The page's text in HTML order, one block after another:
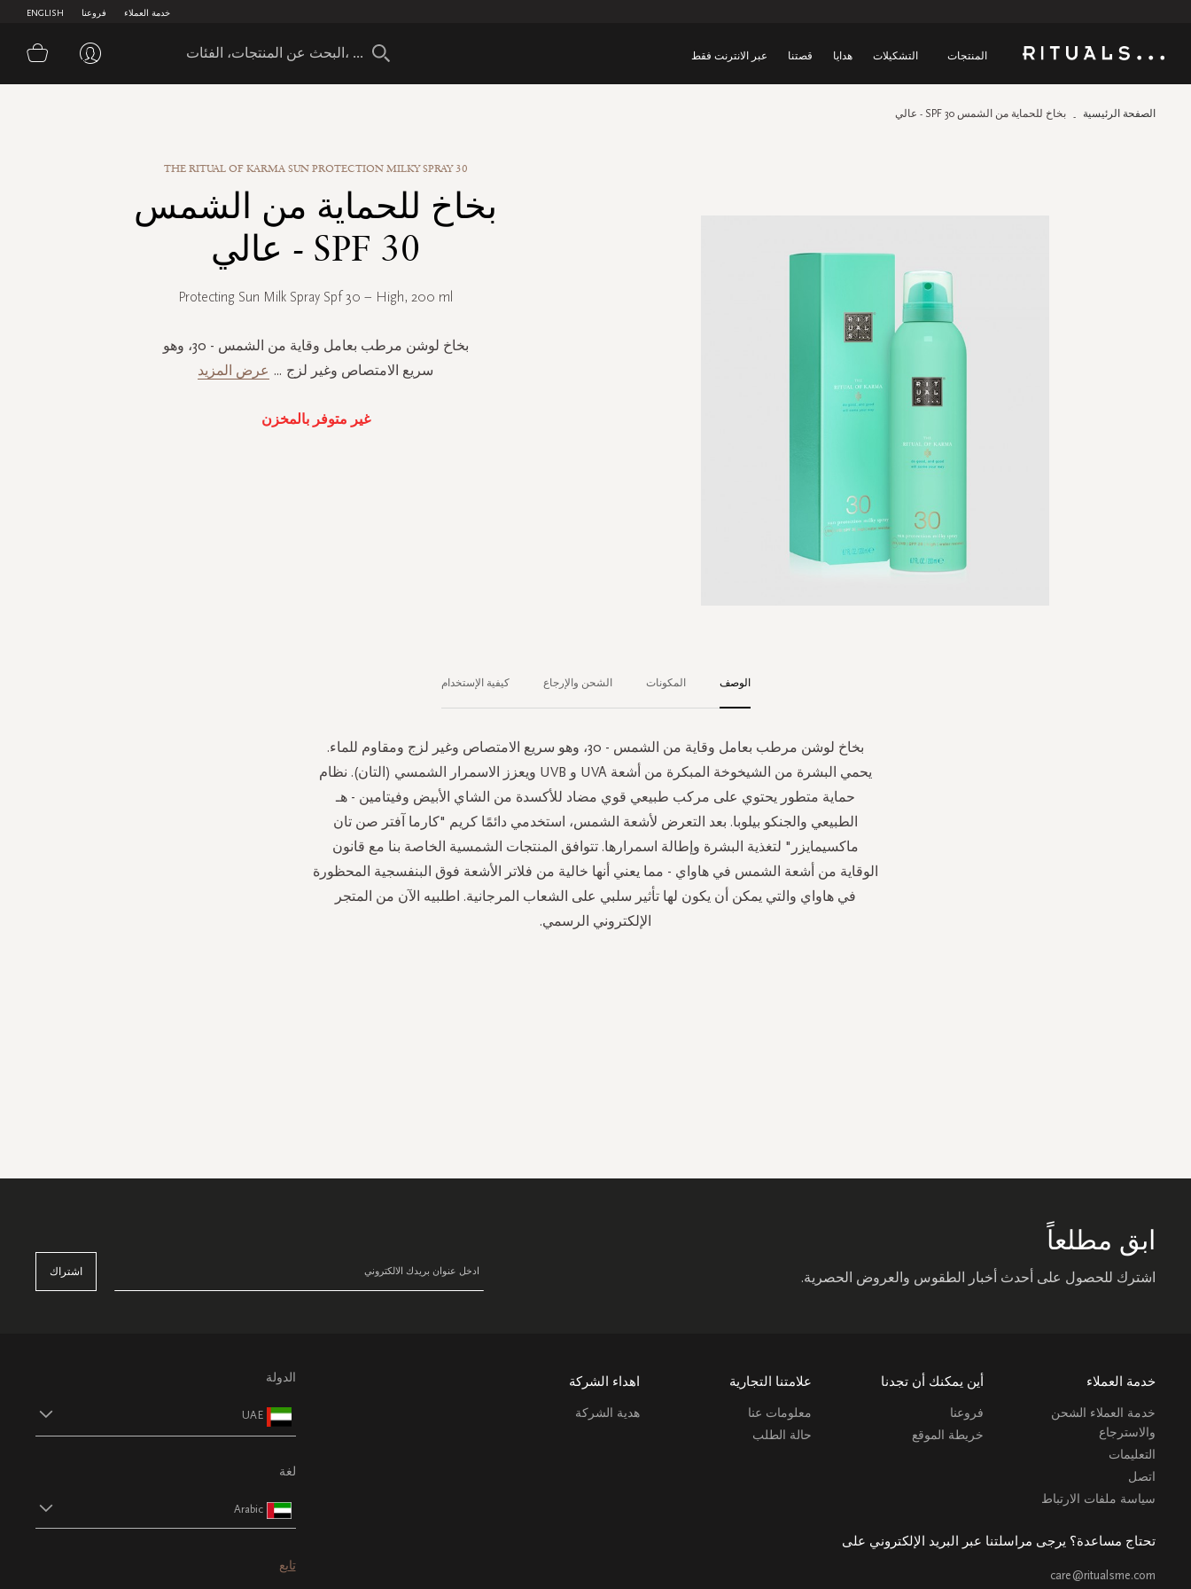
ENGLISH فروعنا خدمة العملاء
المنتجات التشكيلات هدايا قصتنا عبر الانترنت فقط سلة
الصفحة الرئيسية بخاخ للحماية من الشمس SPF 30 - عالي
THE RITUAL OF KARMA SUN PROTECTION MILKY SPRAY 30
بخاخ للحماية من الشمس
SPF 30 - عالي
Protecting Sun Milk Spray Spf 30 – High, 200 ml
بخاخ لوشن مرطب بعامل وقاية من الشمس - 30، وهو
سريع الامتصاص وغير لزج ... عرض المزيد
غير متوفر بالمخزن
الوصف
بخاخ لوشن مرطب بعامل وقاية من الشمس - 30، وهو سريع الامتصاص وغير لزج ومقاوم للماء.
يحمي البشرة من الشيخوخة المبكرة من أشعة UVA و UVB ويعزز الاسمرار الشمسي (التان). نظام
حماية متطور يحتوي على مركب طبيعي قوي مضاد للأكسدة من الشاي الأبيض وفيتامين - هـ
الطبيعي والجنكو بيلوبا. بعد التعرض لأشعة الشمس، استخدمي دائمًا كريم "كارما آفتر صن تان
ماكسيمايزر" لتغذية البشرة وإطالة اسمرارها. تتوافق المنتجات الشمسية الخاصة بنا مع قانون
الوقاية من أشعة الشمس في هاواي - مما يعني أنها خالية من فلاتر الأشعة فوق البنفسجية المحظورة
في هاواي والتي يمكن أن يكون لها تأثير سلبي على الشعاب المرجانية. اطلبيه الآن من المتجر
الإلكتروني الرسمي.
المكونات الشحن والإرجاع كيفية الإستخدام
ابق مطلعاً
اشترك للحصول على أحدث أخبار الطقوس والعروض الحصرية. اشتراك
خدمة العملاء
خدمة العملاء الشحن
والاسترجاع
التعليمات
اتصل
سياسة ملفات الارتباط
أين يمكنك أن تجدنا
فروعنا
خريطة الموقع
علامتنا التجارية
معلومات عنا
حالة الطلب
اهداء الشركة
هدية الشركة
تحتاج مساعدة؟ يرجى مراسلتنا عبر البريد الإلكتروني على
care@ritualsme.com
الدولة
UAE
لغة
Arabic
تابع